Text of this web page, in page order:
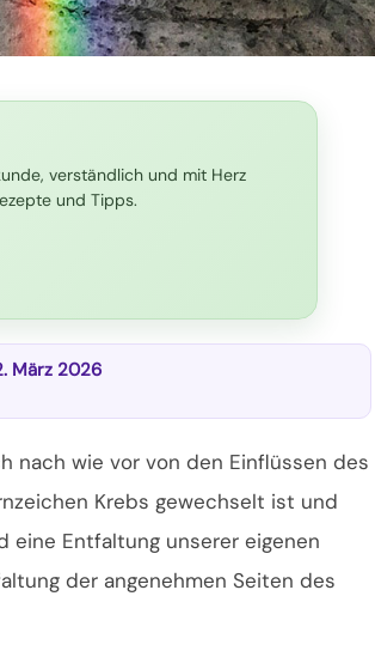
verständlich und mit Herz
und Tipps.
März 2026
nach wie vor von den Einflüssen des
Krebs gewechselt ist und
eine Entfaltung unserer eigenen
der angenehmen Seiten des